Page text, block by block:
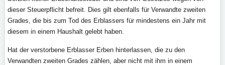
dieser Steuerpflicht befreit. Dies gilt ebenfalls für Verwandte zweiten
Grades, die bis zum Tod des Erblassers für mindestens ein Jahr mit
diesem in einem Haushalt gelebt haben.
Hat der verstorbene Erblasser Erben hinterlassen, die zu den
Verwandten zweiten Grades zählen, aber nicht mit ihm in einem